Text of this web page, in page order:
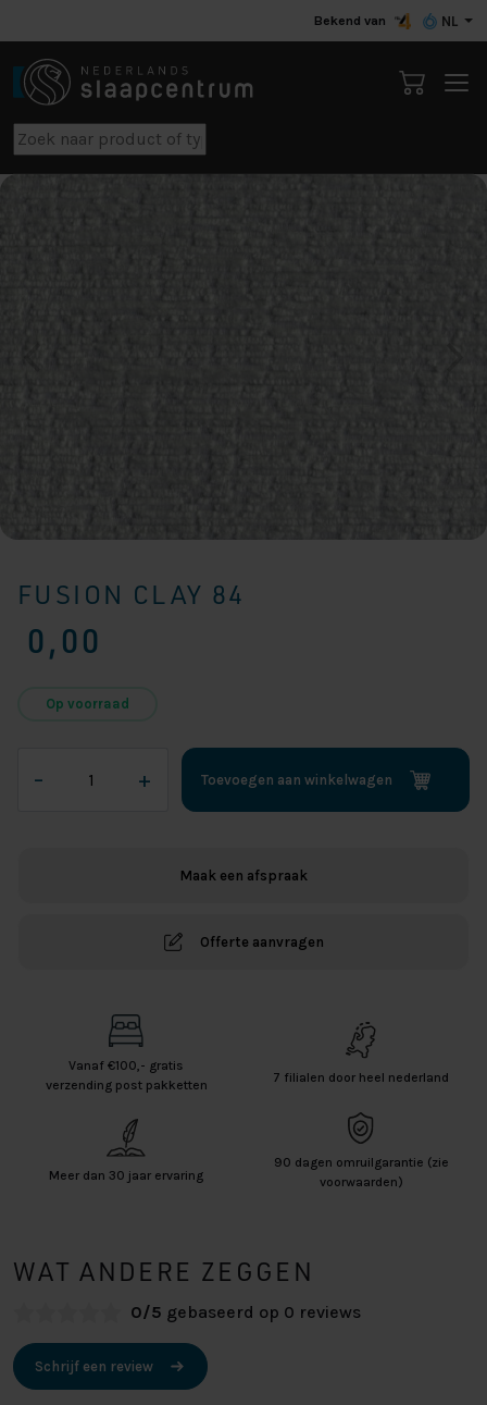
Bekend van NL
FUSION CLAY 84
0,00
Op voorraad
–
Clay
+ Toevoegen aan winkelwagen
Maak een afspraak
Offerte aanvragen
Vanaf €100,- gratis
verzending post pakketten
7 filialen door heel nederland
Meer dan 30 jaar ervaring
90 dagen omruilgarantie (zie
voorwaarden)
WAT ANDERE ZEGGEN
0/5 gebaseerd op 0 reviews
Schrijf een review